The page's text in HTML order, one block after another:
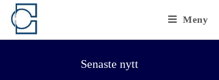
Hoppa
innehållet
Meny
Senaste nytt